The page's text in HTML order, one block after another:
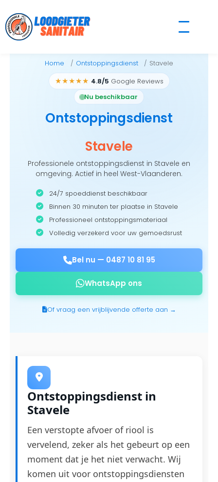
to
content
Home Ontstoppingsdienst Stavele
★★★★★ 4.8/5 Google Reviews
Nu beschikbaar
Ontstoppingsdienst
Stavele
Professionele ontstoppingsdienst in Stavele en
omgeving. Actief in heel West-Vlaanderen.
24/7 spoeddienst beschikbaar
Binnen 30 minuten ter plaatse in Stavele
Professioneel ontstoppingsmateriaal
Volledig verzekerd voor uw gemoedsrust
Bel nu — 0487 10 81 95
WhatsApp ons
Of vraag een vrijblijvende offerte aan →
Ontstoppingsdienst in
Stavele
Een verstopte afvoer of riool is
vervelend, zeker als het gebeurt op een
moment dat je het niet verwacht. Wij
komen uit voor ontstoppingsdiensten